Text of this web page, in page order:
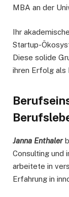
MBA an der
Ihr
Startup-
Diese solide
ihren Erfolg als
Janna Enthaler
Consulting und
arbeitete in
Erfahrung in